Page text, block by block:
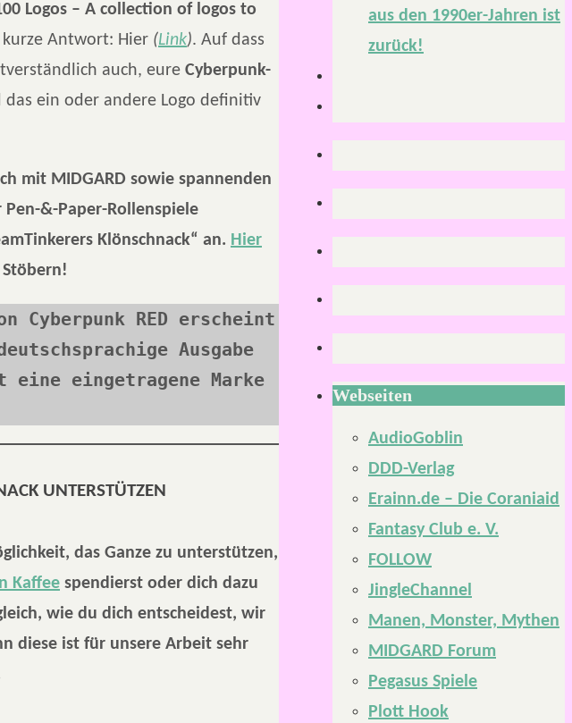
Logos – A collection of logos to
Antwort: Hier (Link). Auf dass
auch, eure Cyberpunk-
ein oder andere Logo definitiv
mit MIDGARD sowie spannenden
&-Paper-Rollenspiele
Klönschnack“ an. Hier
Cyberpunk RED erscheint
Ausgabe
eine eingetragene Marke
UNTERSTÜTZEN
das Ganze zu unterstützen,
Kaffee spendierst oder dich dazu
wie du dich entscheidest, wir
diese ist für unsere Arbeit sehr
aus den 1990er-Jahren ist
zurück!
Webseiten
AudioGoblin
DDD-Verlag
Erainn.de – Die Coraniaid
Fantasy Club e. V.
FOLLOW
JingleChannel
Manen, Monster, Mythen
MIDGARD Forum
Pegasus Spiele
Plott Hook